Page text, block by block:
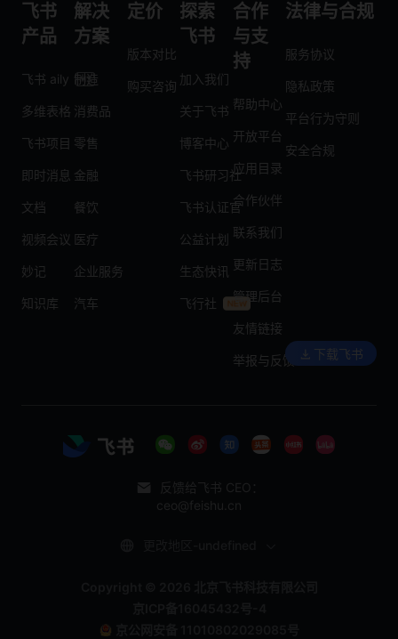
飞书
产品
飞书 aily
多维表格
飞书项目
即时消息
文档
视频会议
妙记
知识库
解决
方案
制造
消费品
零售
金融
餐饮
医疗
企业服务
汽车
定价
版本对比
购买咨询
探索
飞书
加入我们
关于飞书
博客中心
飞书研习社
飞书认证官
公益计划
生态快讯
飞行社
合作
与支
持
帮助中心
开放平台
应用目录
合作伙伴
联系我们
更新日志
管理后台
友情链接
举报与反馈
法律与合规
服务协议
隐私政策
平台行为守则
安全合规
下载飞书
反馈给飞书 CEO：
ceo@feishu.cn